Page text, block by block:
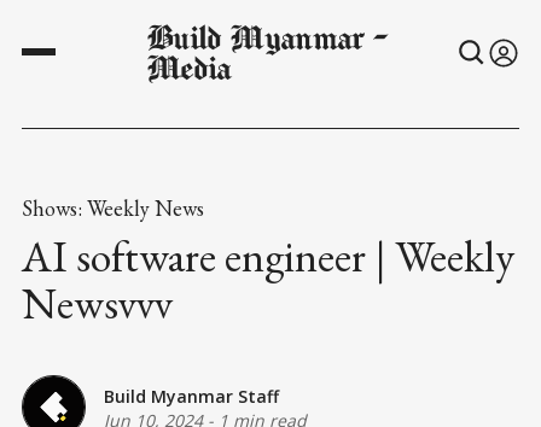
Build Myanmar -
Media
Shows: Weekly News
AI software engineer | Weekly
Newsvvv
Build Myanmar Staff
Jun 10, 2024- 1 min read